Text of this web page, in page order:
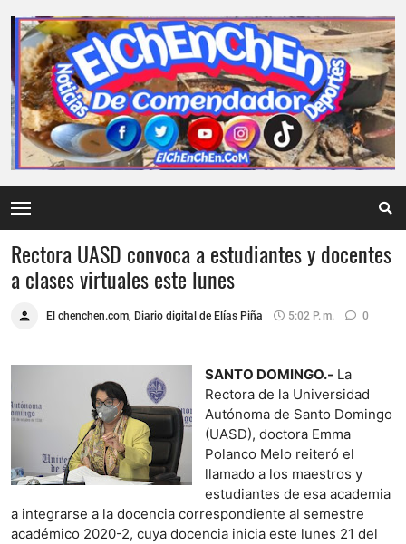
Rectora UASD convoca a estudiantes y docentes
a clases virtuales este lunes
El chenchen.com, Diario digital de Elías Piña 5:02 P. M. 0
SANTO DOMINGO.- La
Rectora de la Universidad
Autónoma de Santo Domingo
(UASD), doctora Emma
Polanco Melo reiteró el
llamado a los maestros y
estudiantes de esa academia
a integrarse a la docencia correspondiente al semestre
académico 2020-2, cuya docencia inicia este lunes 21 del